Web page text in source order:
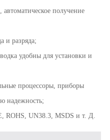
получение
и разряда;
удобны для установки и
процессоры, приборы
надежность;
ROHS, UN38.3, MSDS и т. Д.